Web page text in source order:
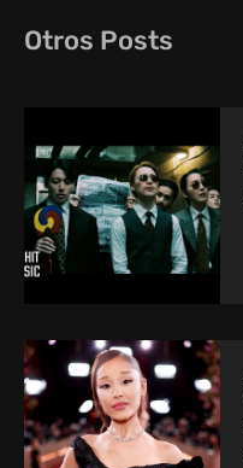
Otros Posts